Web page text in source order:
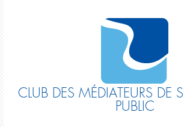
CLUB DES MÉDIATEURS DE
PUBLIC